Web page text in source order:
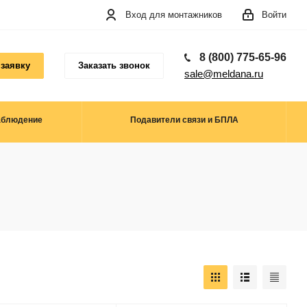
Войти
Вход для монтажников
Заказать звонок
8 (800) 775-65-96
sale@meldana.ru
Подавители связи и БПЛА